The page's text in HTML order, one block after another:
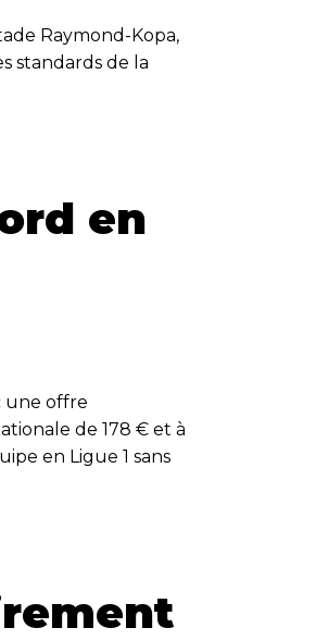
Raymond-Kopa,
standards de la
en
une offre
de 178 € et à
en Ligue 1 sans